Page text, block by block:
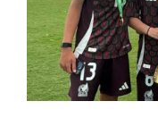
RAYADAS
FUERZAS BÁSICAS
RESPONSABILIDAD SOCIAL
TAQUILLA